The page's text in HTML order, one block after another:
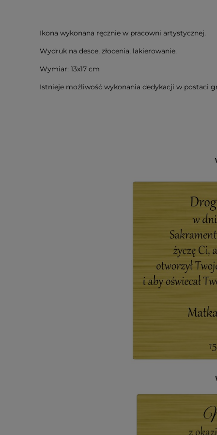
Ikona wykonana ręcznie w pracowni artystycznej.
Wydruk na desce, złocenia, lakierowanie.
Wymiar: 13x17 cm
Istnieje możliwość wykonania dedykacji w postaci